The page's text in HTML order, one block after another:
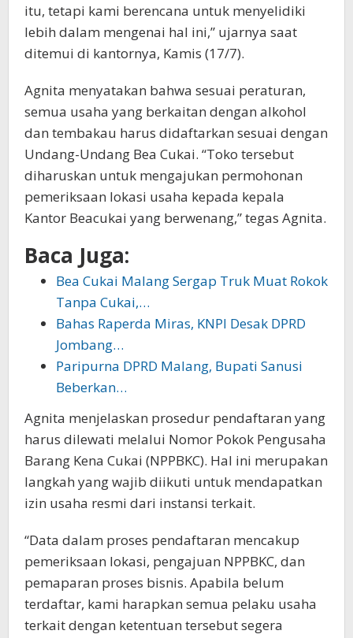
itu, tetapi kami berencana untuk menyelidiki
lebih dalam mengenai hal ini,” ujarnya saat
ditemui di kantornya, Kamis (17/7).
Agnita menyatakan bahwa sesuai peraturan,
semua usaha yang berkaitan dengan alkohol
dan tembakau harus didaftarkan sesuai dengan
Undang-Undang Bea Cukai. “Toko tersebut
diharuskan untuk mengajukan permohonan
pemeriksaan lokasi usaha kepada kepala
Kantor Beacukai yang berwenang,” tegas Agnita.
Baca Juga:
Bea Cukai Malang Sergap Truk Muat Rokok
Tanpa Cukai,…
Bahas Raperda Miras, KNPI Desak DPRD
Jombang…
Paripurna DPRD Malang, Bupati Sanusi
Beberkan…
Agnita menjelaskan prosedur pendaftaran yang
harus dilewati melalui Nomor Pokok Pengusaha
Barang Kena Cukai (NPPBKC). Hal ini merupakan
langkah yang wajib diikuti untuk mendapatkan
izin usaha resmi dari instansi terkait.
“Data dalam proses pendaftaran mencakup
pemeriksaan lokasi, pengajuan NPPBKC, dan
pemaparan proses bisnis. Apabila belum
terdaftar, kami harapkan semua pelaku usaha
terkait dengan ketentuan tersebut segera